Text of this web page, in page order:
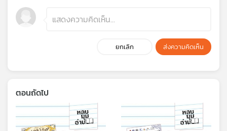
ยกเลิก ส่งความคิดเห็น
ตอนถัดไป